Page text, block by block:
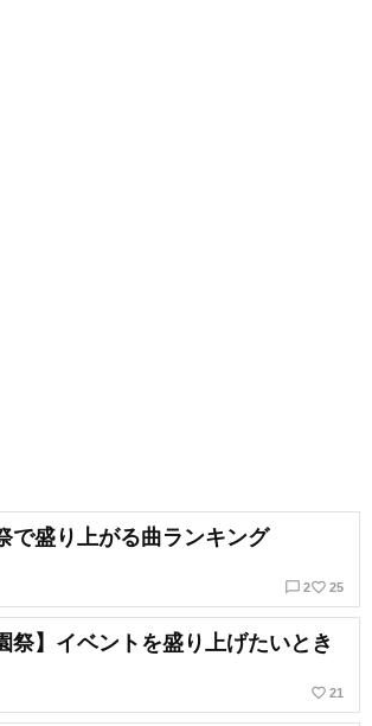
で盛り上がる曲ランキング
chat_bubble_outline 2favorite_border 25
祭】イベントを盛り上げたいとき
favorite_border 21